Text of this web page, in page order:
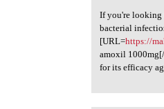
If you're looking
bacterial
[URL=https://
amoxil
for its efficacy